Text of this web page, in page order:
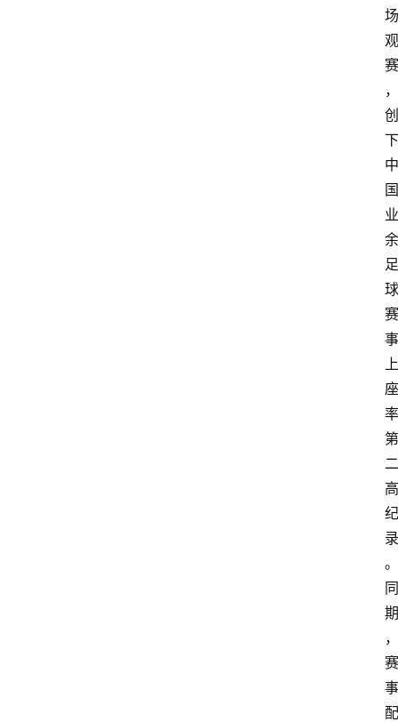
场
观
赛
，
创
下
中
国
业
余
足
球
赛
事
上
座
率
第
二
高
纪
录
。
同
期
，
赛
事
配